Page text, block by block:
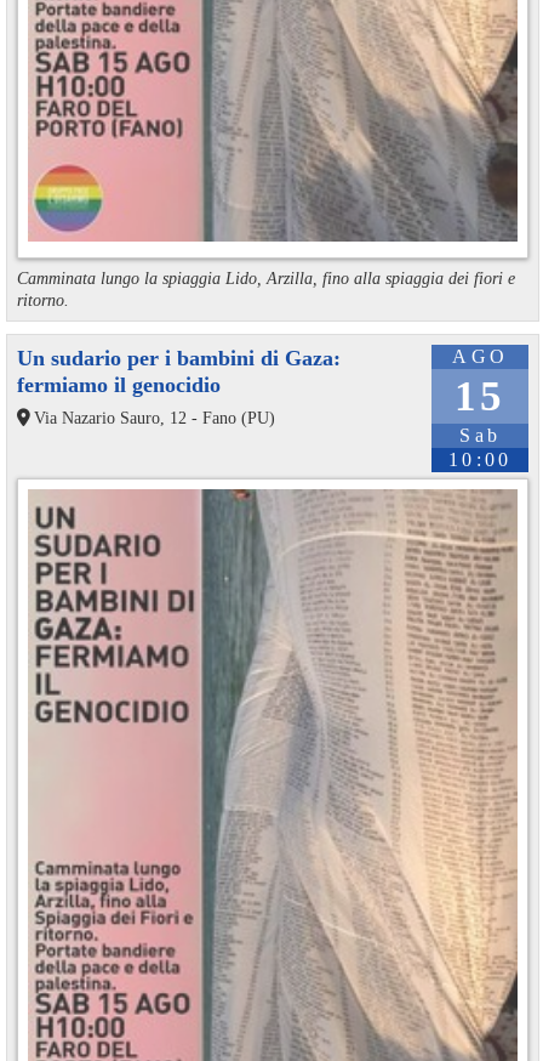
Camminata lungo la spiaggia Lido, Arzilla, fino alla spiaggia dei fiori e
ritorno.
AGO
15
Sab
10:00
Un sudario per i bambini di Gaza:
fermiamo il genocidio
Via Nazario Sauro, 12 - Fano (PU)